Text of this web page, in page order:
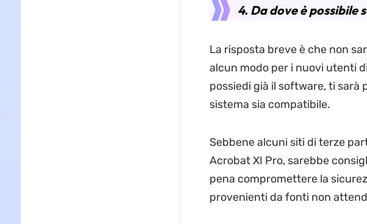
4. Da dove è possibile
La risposta breve è che non
alcun modo per i nuovi utenti
possiedi già il software, ti sarà
sistema sia compatibile.
Sebbene alcuni siti di terze
Acrobat XI Pro, sarebbe
pena compromettere la
provenienti da fonti non